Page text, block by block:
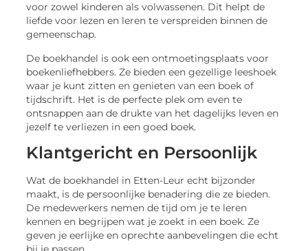
voor zowel kinderen als volwassenen. Dit helpt de
liefde voor lezen en leren te verspreiden binnen de
gemeenschap.
De boekhandel is ook een ontmoetingsplaats voor
boekenliefhebbers. Ze bieden een gezellige leeshoek
waar je kunt zitten en genieten van een boek of
tijdschrift. Het is de perfecte plek om even te
ontsnappen aan de drukte van het dagelijks leven en
jezelf te verliezen in een goed boek.
Klantgericht en Persoonlijk
Wat de boekhandel in Etten-Leur echt bijzonder
maakt, is de persoonlijke benadering die ze bieden.
De medewerkers nemen de tijd om je te leren
kennen en begrijpen wat je zoekt in een boek. Ze
geven je eerlijke en oprechte aanbevelingen die echt